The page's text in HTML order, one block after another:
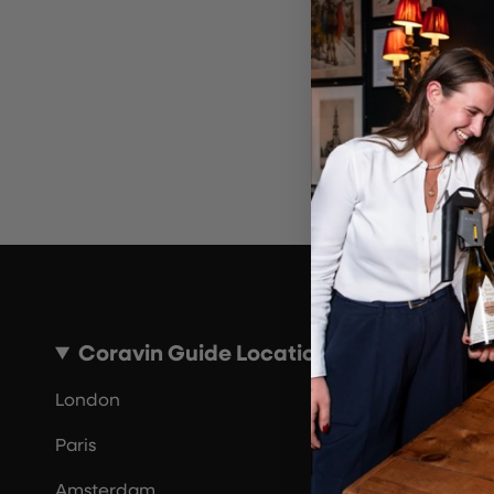
Por
Coravin Guide Locations
London
Paris
Amsterdam